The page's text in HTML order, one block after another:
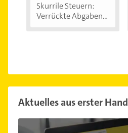
Skurrile Steuern:
Verrückte Abgaben...
Aktuelles aus erster Hand